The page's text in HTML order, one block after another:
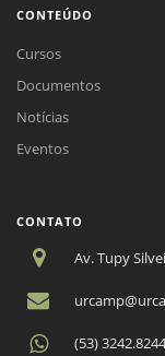
CONTEÚDO
Cursos
Documentos
Notícias
Eventos
CONTATO
Av. Tupy
(53) 3242.8244